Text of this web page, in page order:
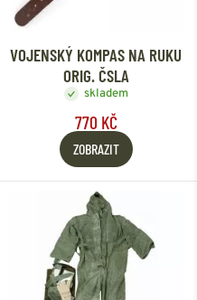
VOJENSKÝ KOMPAS NA RUKU
ORIG. ČSLA
skladem
770 KČ
ZOBRAZIT